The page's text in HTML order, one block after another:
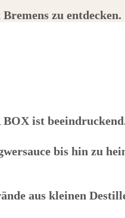
zu entdecken.
BOX ist
bis hin zu
aus kleinen